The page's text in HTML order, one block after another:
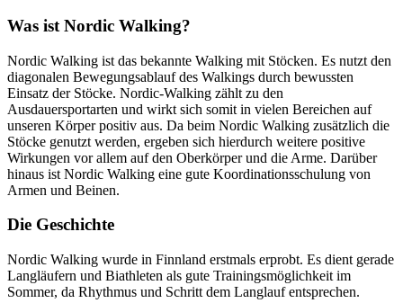
Was ist Nordic Walking?
Nordic Walking ist das bekannte Walking mit Stöcken. Es nutzt den
diagonalen Bewegungsablauf des Walkings durch bewussten
Einsatz der Stöcke. Nordic-Walking zählt zu den
Ausdauersportarten und wirkt sich somit in vielen Bereichen auf
unseren Körper positiv aus. Da beim Nordic Walking zusätzlich die
Stöcke genutzt werden, ergeben sich hierdurch weitere positive
Wirkungen vor allem auf den Oberkörper und die Arme. Darüber
hinaus ist Nordic Walking eine gute Koordinationsschulung von
Armen und Beinen.
Die Geschichte
Nordic Walking wurde in Finnland erstmals erprobt. Es dient gerade
Langläufern und Biathleten als gute Trainingsmöglichkeit im
Sommer, da Rhythmus und Schritt dem Langlauf entsprechen.